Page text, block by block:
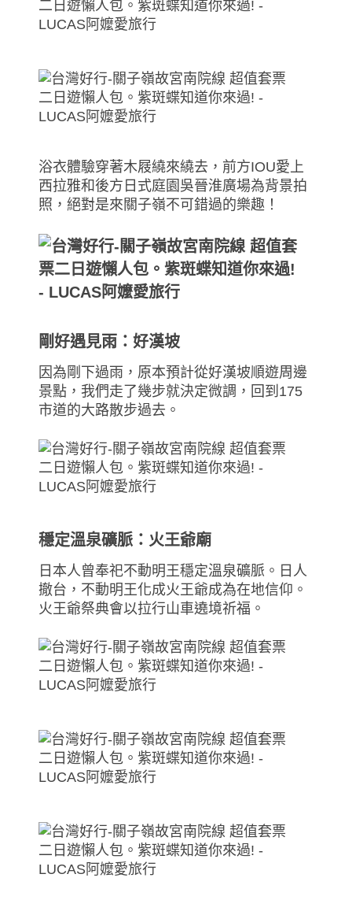
浴衣體驗穿著木屐繞來繞去，前方IOU愛上
西拉雅和後方日式庭園吳晉淮廣場為背景拍
照，絕對是來關子嶺不可錯過的樂趣！
剛好遇見雨：好漢坡
因為剛下過雨，原本預計從好漢坡順遊周邊
景點，我們走了幾步就決定微調，回到175
市道的大路散步過去。
穩定溫泉礦脈：火王爺廟
日本人曾奉祀不動明王穩定溫泉礦脈。日人
撤台，不動明王化成火王爺成為在地信仰。
火王爺祭典會以拉行山車遶境祈福。